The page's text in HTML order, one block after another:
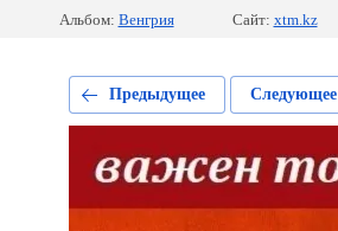
Альбом: Венгрия Сайт: xtm.kz
Предыдущее Следующее